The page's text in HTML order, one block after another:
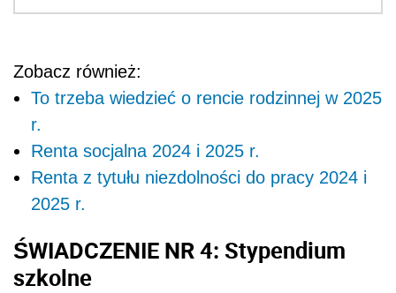
Zobacz również:
To trzeba wiedzieć o rencie rodzinnej w 2025
r.
Renta socjalna 2024 i 2025 r.
Renta z tytułu niezdolności do pracy 2024 i
2025 r.
ŚWIADCZENIE NR 4: Stypendium
szkolne